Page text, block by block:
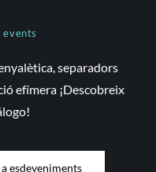
events
separadors
efímera ¡Descobreix
esdeveniments